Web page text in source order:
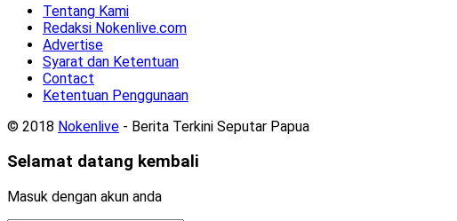
Tentang Kami
Redaksi Nokenlive.com
Advertise
Syarat dan Ketentuan
Contact
Ketentuan Penggunaan
© 2018 Nokenlive - Berita Terkini Seputar Papua
Selamat datang kembali
Masuk dengan akun anda